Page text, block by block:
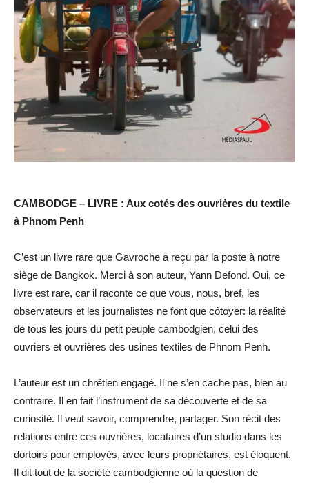
CAMBODGE – LIVRE : Aux cotés des ouvrières du textile
à Phnom Penh
C’est un livre rare que Gavroche a reçu par la poste à notre
siège de Bangkok. Merci à son auteur, Yann Defond. Oui, ce
livre est rare, car il raconte ce que vous, nous, bref, les
observateurs et les journalistes ne font que côtoyer: la réalité
de tous les jours du petit peuple cambodgien, celui des
ouvriers et ouvrières des usines textiles de Phnom Penh.
L’auteur est un chrétien engagé. Il ne s’en cache pas, bien au
contraire. Il en fait l’instrument de sa découverte et de sa
curiosité. Il veut savoir, comprendre, partager. Son récit des
relations entre ces ouvrières, locataires d’un studio dans les
dortoirs pour employés, avec leurs propriétaires, est éloquent.
Il dit tout de la société cambodgienne où la question de